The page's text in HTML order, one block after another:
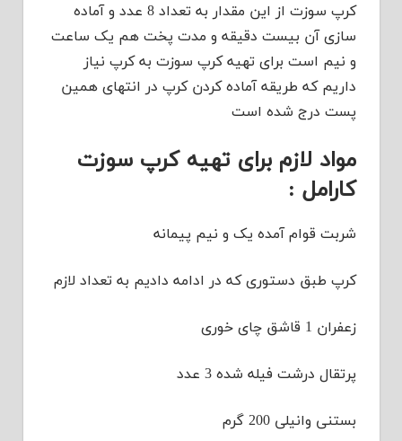
کرپ سوزت از این مقدار به تعداد 8 عدد و آماده
سازی آن بیست دقیقه و مدت پخت هم یک ساعت
و نیم است برای تهیه کرپ سوزت به کرپ نیاز
داریم که طریقه آماده کردن کرپ در انتهای همین
پست درج شده است
مواد لازم برای تهیه کرپ سوزت
کارامل :
شربت قوام آمده یک و نیم پیمانه
کرپ طبق دستوری که در ادامه دادیم به تعداد لازم
زعفران 1 قاشق چای خوری
پرتقال درشت فیله شده 3 عدد
بستنی وانیلی 200 گرم